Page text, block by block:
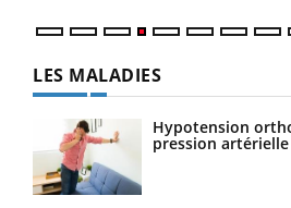
LES MALADIES
Hypotension
pression